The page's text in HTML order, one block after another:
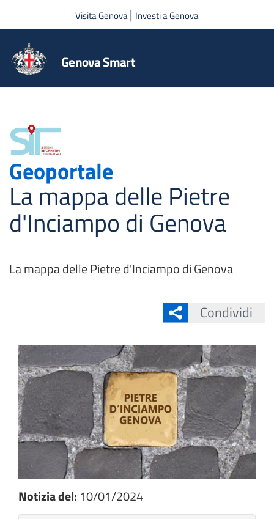
Salta al contenuto principale
Visita Genova| Investi a Genova
Genova Smart
Geoportale
La mappa delle Pietre
d'Inciampo di Genova
La mappa delle Pietre d'Inciampo di Genova
Condividi
Notizia del: 10/01/2024